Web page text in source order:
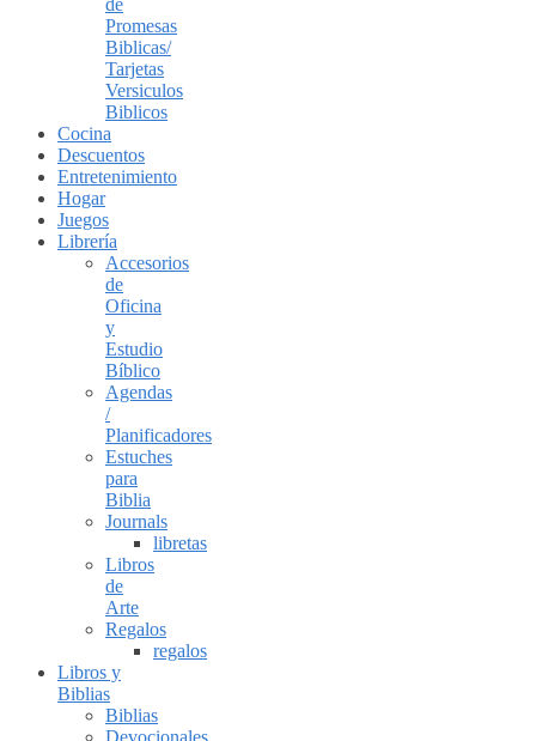
Promesas
Biblicas/
Tarjetas
Versiculos
Biblicos
Cocina
Descuentos
Entretenimiento
Hogar
Juegos
Librería
Accesorios
de
Oficina
y
Estudio
Bíblico
Agendas
/
Planificadores
Estuches
para
Biblia
Journals
libretas
Libros
de
Arte
Regalos
regalos
Libros y
Biblias
Biblias
Devocionales